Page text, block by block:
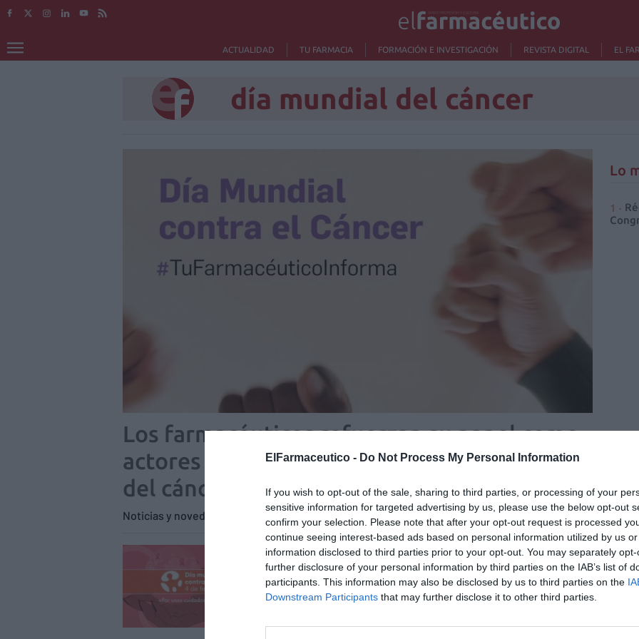
ElFarmaceutico - Do Not Process My Personal Information
If you wish to opt-out of the sale, sharing to third parties, or processing of your
sensitive information for targeted advertising by us, please use the below opt-out
confirm your selection. Please note that after your opt-out request is processed
continue seeing interest-based ads based on personal information utilized by us
information disclosed to third parties prior to your opt-out. You may separately
further disclosure of your personal information by third parties on the IAB’s list of
participants. This information may also be disclosed by us to third parties on the
Downstream Participants that may further disclose it to other third parties.
ACTUALIDAD TU FARMACIA FORMACIÓN E INVESTIGACIÓN REVISTA DIGITAL EL
día mundial del cáncer
Los farmacéuticos refuerzan su papel como
actores en la prevención y detección precoz
del cáncer
Noticias y novedades Redacción 03/02/2023
Día Mundial contra el Cáncer
Noticias y novedades Redacción
31/01/2022
El 4 de febrero se celebra el Día Mundial contra el Cáncer, que
justos»
Lo